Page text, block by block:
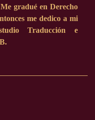
gradué en Derecho
me dedico a mi
Traducción e